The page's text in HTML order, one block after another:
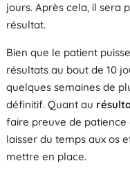
jours. Après cela, il sera
résultat.
Bien que le patient
résultats au bout de 10
quelques semaines de
définitif. Quant au
faire preuve de
laisser du temps aux os
mettre en place.